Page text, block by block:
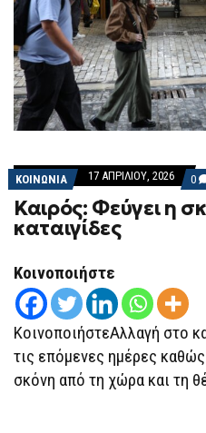
ΚΟΙΝΩΝΙΑ 17 ΑΠΡΙΛΊΟΥ, 2026 0
Καιρός: Φεύγει η
καταιγίδες
Κοινοποιήστε
ΚοινοποιήστεΑλλαγή στο
τις επόμενες ημέρες
σκόνη από τη χώρα και τη